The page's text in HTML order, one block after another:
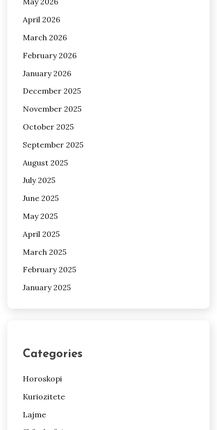
April 2026
March 2026
February 2026
January 2026
December 2025
November 2025
October 2025
September 2025
August 2025
July 2025
June 2025
May 2025
April 2025
March 2025
February 2025
January 2025
Categories
Horoskopi
Kuriozitete
Lajme